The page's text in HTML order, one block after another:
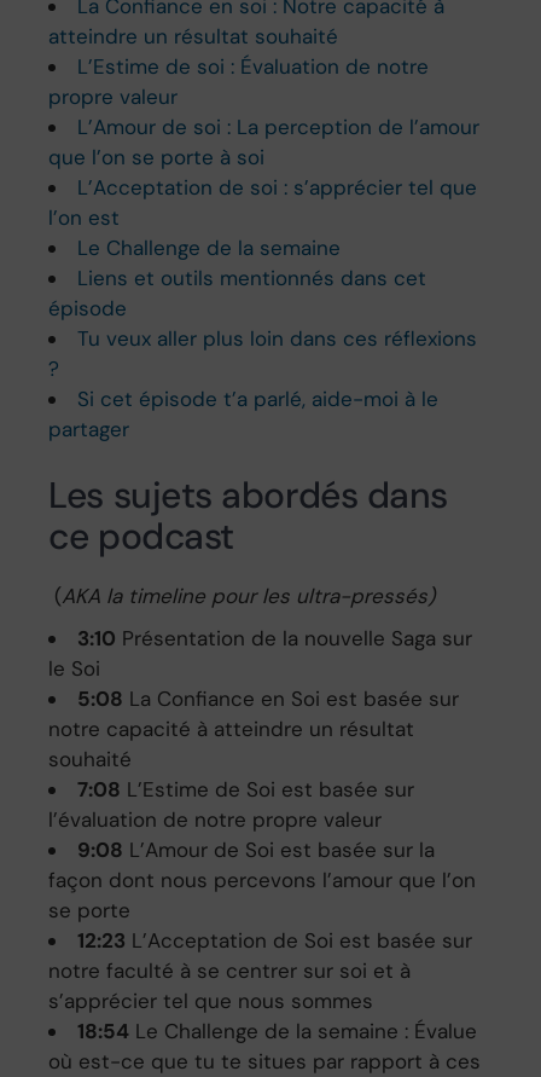
La Confiance en soi : Notre capacité à
atteindre un résultat souhaité
L’Estime de soi : Évaluation de notre
propre valeur
L’Amour de soi : La perception de l’amour
que l’on se porte à soi
L’Acceptation de soi : s’apprécier tel que
l’on est
Le Challenge de la semaine
Liens et outils mentionnés dans cet
épisode
Tu veux aller plus loin dans ces réflexions
?
Si cet épisode t’a parlé, aide-moi à le
partager
Les sujets abordés dans
ce podcast
(AKA la timeline pour les ultra-pressés)
3:10 Présentation de la nouvelle Saga sur
le Soi
5:08 La Confiance en Soi est basée sur
notre capacité à atteindre un résultat
souhaité
7:08 L’Estime de Soi est basée sur
l’évaluation de notre propre valeur
9:08 L’Amour de Soi est basée sur la
façon dont nous percevons l’amour que l’on
se porte
12:23 L’Acceptation de Soi est basée sur
notre faculté à se centrer sur soi et à
s’apprécier tel que nous sommes
18:54 Le Challenge de la semaine : Évalue
où est-ce que tu te situes par rapport à ces